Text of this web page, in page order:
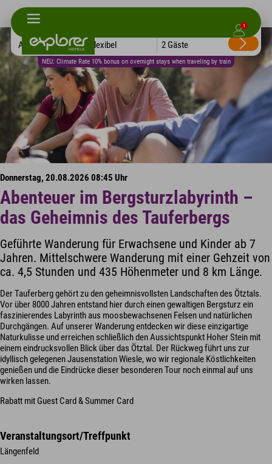
1
NEU: Climate Rate 10% bonus on overnight stays when traveling by train
Alle Hotels Flexibel 2 Gäste
Donnerstag, 20.08.2026 08:45 Uhr
Abenteuer im Bergsturzlabyrinth –
das Geheimnis des Tauferbergs
Geführte Wanderung für Erwachsene und Kinder ab 7
Jahren. Mittelschwere Wanderung mit einer Gehzeit von
ca. 4,5 Stunden und 435 Höhenmeter und 8 km Länge.
Der Tauferberg gehört zu den geheimnisvollsten Landschaften des Ötztals.
Vor über 8000 Jahren entstand hier durch einen gewaltigen Bergsturz ein
faszinierendes Labyrinth aus moosbewachsenen Felsen und natürlichen
Durchgängen. Auf unserer Wanderung entdecken wir diese einzigartige
Naturkulisse und erreichen schließlich den Aussichtspunkt Hoher Stein mit
einem eindrucksvollen Blick über das Ötztal. Der Rückweg führt uns zur
idyllisch gelegenen Jausenstation Wiesle, wo wir regionale Köstlichkeiten
genießen und die Eindrücke dieser besonderen Tour noch einmal auf uns
wirken lassen.
Rabatt mit Guest Card & Summer Card
Veranstaltungsort/Treffpunkt
Längenfeld